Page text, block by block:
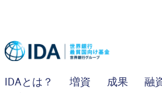
IDAとは？ 増資 成果 融